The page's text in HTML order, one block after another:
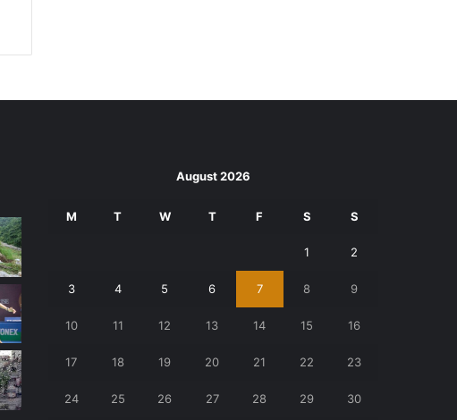
August 2026
M T W T F S S
1 2
3 4 5 6 7 8 9
10 11 12 13 14 15 16
17 18 19 20 21 22 23
24 25 26 27 28 29 30